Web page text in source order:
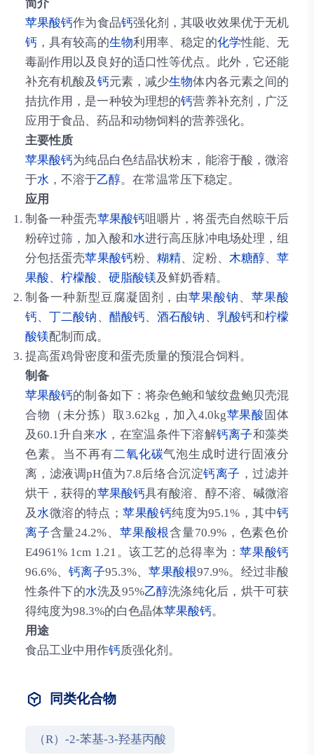
简介
苹果酸钙作为食品钙强化剂，其吸收效果优于无机
钙，具有较高的生物利用率、稳定的化学性能、无
毒副作用以及良好的适口性等优点。此外，它还能
补充有机酸及 钙元素，减少生物体内各元素之间的
拮抗作用，是一种较为理想的钙营养补充剂，广泛
应用于食品、药品和动物饲料的营养强化。
主要性质
苹果酸钙为纯品白色结晶状粉末，能溶于酸，微溶
于水 ，不溶于乙醇。在常温常压下稳定。
应用
制备一种蛋壳苹果酸钙咀嚼片，将蛋壳自然晾干后
粉碎过筛，加入酸和水进行高压脉冲电场处理，组
分包括蛋壳苹果酸钙粉、糊精、淀粉、 木糖醇、苹
果酸、 柠檬酸、 硬脂酸镁及鲜奶香精。
制备一种新型豆腐凝固剂，由苹果酸钠 、苹果酸
钙、丁二酸钠 、 醋酸钙、酒石酸钠 、 乳酸钙和柠檬
酸镁配制而成。
提高蛋鸡骨密度和蛋壳质量的预混合饲料。
制备
苹果酸钙的制备如下：将杂色鲍和皱纹盘鲍贝壳混
合物（未分拣）取3.62kg，加入4.0kg苹果酸 固体
及60.1升自来水 ，在室温条件下溶解钙离子和藻类
色素。当不再有二氧化碳气泡生成时进行固液分
离，滤液调pH值为7.8后络合沉淀钙离子 ，过滤并
烘干，获得的苹果酸钙具有酸溶、醇不溶、碱微溶
及水微溶的特点； 苹果酸钙纯度为95.1%，其中钙
离子含量24.2%、 苹果酸根含量70.9%，色素色价
E4961% 1cm 1.21。该工艺的总得率为：苹果酸钙
96.6%、钙离子95.3%、苹果酸根97.9%。经过非酸
性条件下的水洗及95%乙醇洗涤纯化后，烘干可获
得纯度为98.3%的白色晶体苹果酸钙。
用途
食品工业中用作钙质强化剂。
同类化合物
（R）-2-苯基-3-羟基丙酸